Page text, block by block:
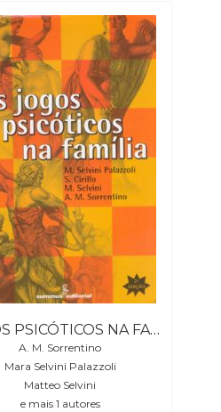
JOGOS PSICÓTICOS NA FAMÍLIA, OS
A. M. Sorrentino
Mara Selvini Palazzoli
Matteo Selvini
e mais 1 autores